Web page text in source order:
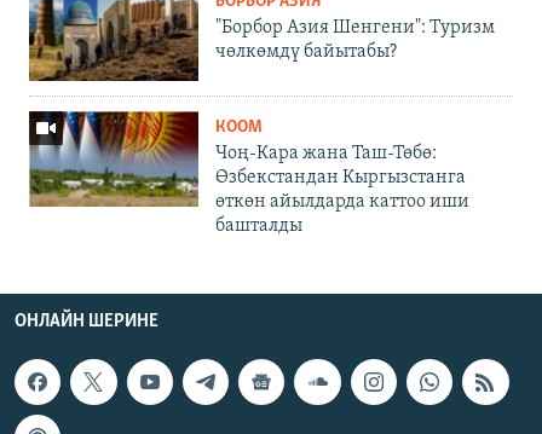
"Борбор Азия Шенгени": Туризм
чөлкөмдү байытабы?
КООМ
Чоң-Кара жана Таш-Төбө:
Өзбекстандан Кыргызстанга
өткөн айылдарда каттоо иши
башталды
ОНЛАЙН ШЕРИНЕ